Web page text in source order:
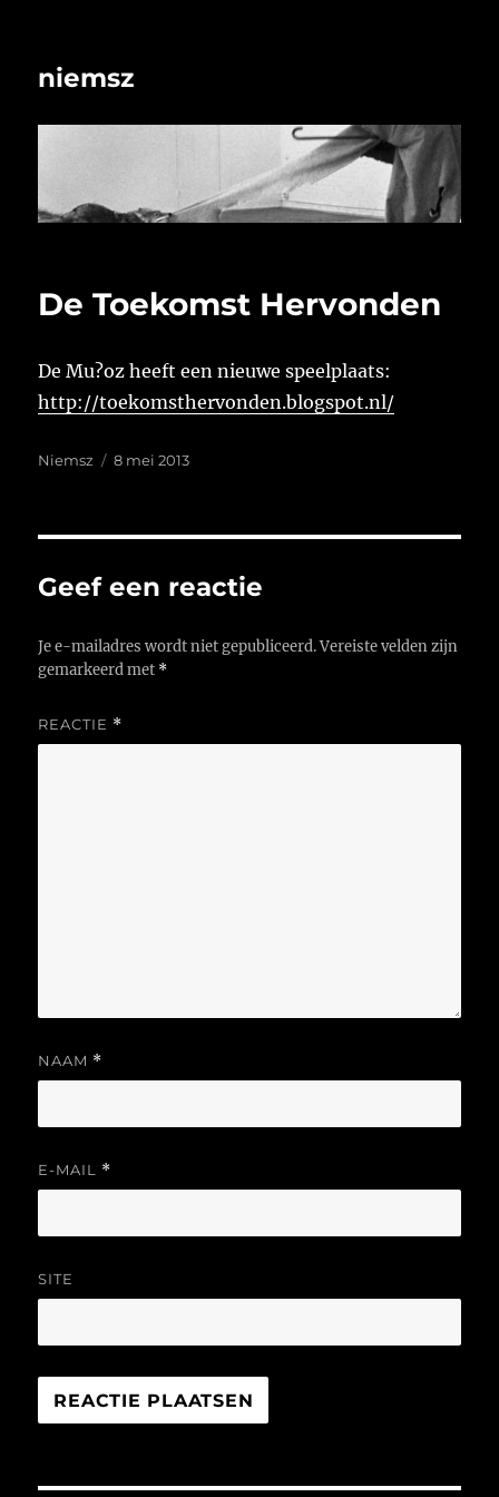
niemsz
De Toekomst Hervonden
De Mu?oz heeft een nieuwe speelplaats:
http://toekomsthervonden.blogspot.nl/
Auteur
Niemsz
Geplaatst
8 mei 2013
Geef een reactie
Je e-mailadres wordt niet gepubliceerd. Vereiste velden zijn
gemarkeerd met *
REACTIE *
NAAM *
E-MAIL *
SITE